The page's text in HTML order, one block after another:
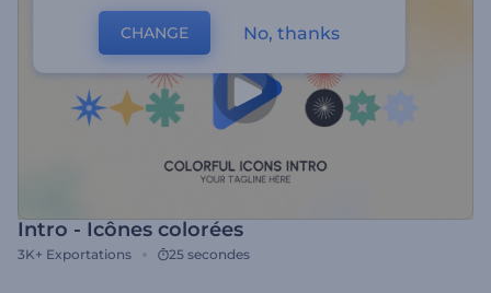
Intro - Icônes colorées
3K+ Exportations 25 secondes
CHANGE No, thanks